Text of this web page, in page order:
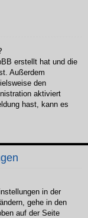
erstellt hat und die
Außerdem
den
aktiviert
hast, kann es
in der
gehe in den
auf der Seite